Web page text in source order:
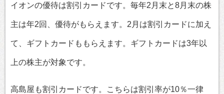
イオンの優待は割引カードです。毎年2月末と8月末の株
主は年2回、優待がもらえます。2月は割引カードに加え
て、ギフトカードももらえます。ギフトカードは3年以
上の株主が対象です。
高島屋も割引カードです。こちらは割引率が10％一律